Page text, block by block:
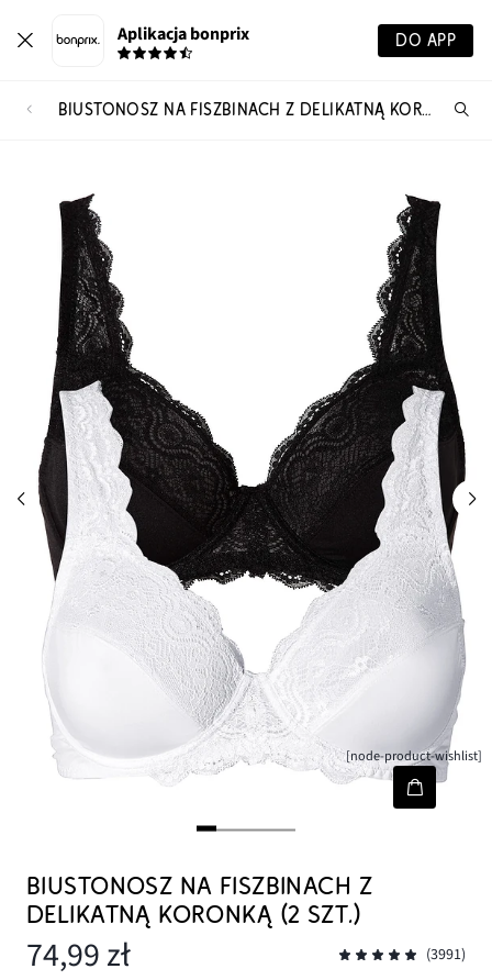
Aplikacja bonprix DO APP
BIUSTONOSZ NA FISZBINACH Z DELIKATNĄ KORONKĄ (2 SZT.)
[node-product-wishlist]
BIUSTONOSZ NA FISZBINACH Z
DELIKATNĄ KORONKĄ (2 SZT.)
74,99 zł (3991)